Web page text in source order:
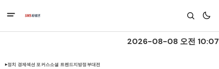
2026-08-08 오전 10:07
정치 경제섹션 포커스소셜 트렌드지방정부대전